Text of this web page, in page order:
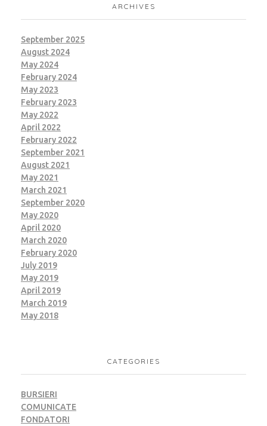
ARCHIVES
September 2025
August 2024
May 2024
February 2024
May 2023
February 2023
May 2022
April 2022
February 2022
September 2021
August 2021
May 2021
March 2021
September 2020
May 2020
April 2020
March 2020
February 2020
July 2019
May 2019
April 2019
March 2019
May 2018
CATEGORIES
BURSIERI
COMUNICATE
FONDATORI